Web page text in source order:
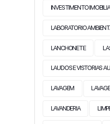
INVESTIMENTO
LABORATORIO
LANCHONETE
LAUDOS E VISTORIAS
LAVAGEM
LAVANDERIA